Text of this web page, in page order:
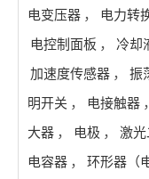
电变压器 ， 电力转
电控制面板 ， 冷却
加速度传感器 ， 振
明开关 ， 电接触器 ，
大器 ， 电极 ， 激光
电容器 ， 环形器（